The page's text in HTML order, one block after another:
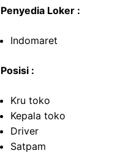
Penyedia Loker :
Indomaret
Posisi :
Kru toko
Kepala toko
Driver
Satpam